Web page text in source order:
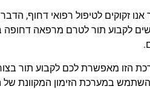
זקוקים לטיפול רפואי דחוף,
לקבוע תור לטרם מרפאה דחופה
הזו מאפשרת לכם לקבוע תור
במערכת הזימון המקוונת